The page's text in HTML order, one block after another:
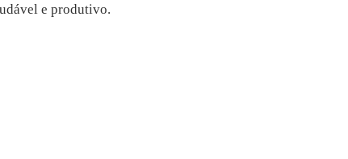
e produtivo.